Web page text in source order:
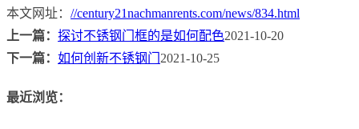
本文网址： //century21nachmanrents.com/news/834.html
上一篇： 探讨不锈钢门框的是如何配色2021-10-20
下一篇： 如何创新不锈钢门 2021-10-25
最近浏览：